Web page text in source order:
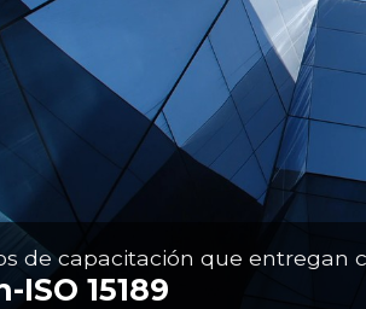
de capacitación que entregan
ISO 15189